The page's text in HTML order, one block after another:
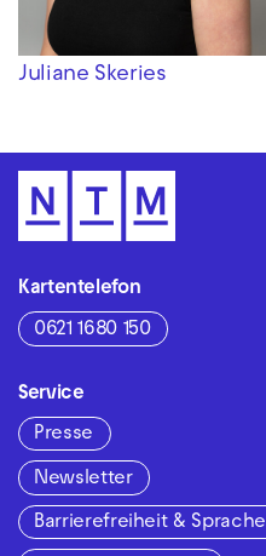
Juliane Skeries
Kartentelefon
0621 1680 150
Service
Presse
Newsletter
Barrierefreiheit & Sprache